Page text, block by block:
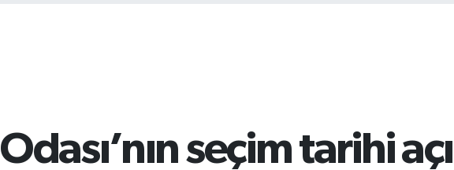
seçim tarihi